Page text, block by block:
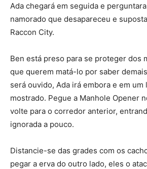
Ada chegará em seguida e
namorado que desapareceu e
Raccon City.
Ben está preso para se proteger dos
que querem matá-lo por saber
será ouvido, Ada irá embora e em um
mostrado. Pegue a Manhole Opener
volte para o corredor anterior,
ignorada a pouco.
Distancie-se das grades com os
pegar a erva do outro lado, eles o